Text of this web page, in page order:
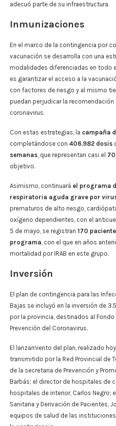
adecuó parte de su infraestructura.
Inmunizaciones
En el marco de la contingencia por
vacunación se desarrolla con una
modalidades diferenciadas en todo
es garantizar el acceso a la
con factores de riesgo y al mismo
puedan perjudicar la
coronavirus.
Con estas estrategias, la campaña
completándose con 406.982 dosis
semanas, que representan casi el
objetivo.
Asimismo, continuará el programa
respiratoria aguda grave por
prematuros de alto riesgo,
oxígeno dependientes, con el
5 de mayo, se registran 170
programa, con el que en años
mortalidad por IRAB en este grupo.
Inversión
El plan de contingencia para las
Bajas se incluyó en la inversión de
por la provincia, destinados al
Prevención del Coronavirus.
El lanzamiento del plan, realizado
transmitido por la Red Provincial de
de la secretaria de Prevención y
Barbás; el director de hospitales de
hospitales de interior, Carlos Negro;
Sanitaria y Derivación de Pacientes,
equipos de salud de las